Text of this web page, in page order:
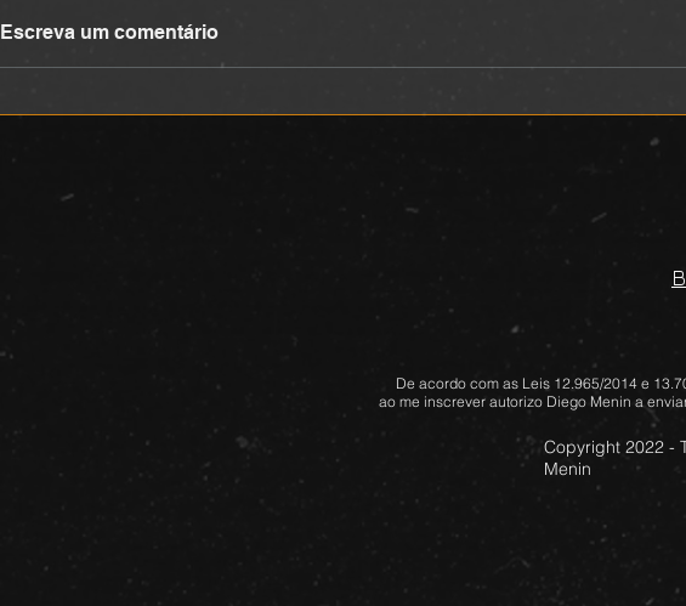
DEVOCIONAL
Escreva um comentário
De acordo com as Leis 12.965/2014 e
ao me inscrever autorizo Diego Menin a
Copyright 2022 -
Menin